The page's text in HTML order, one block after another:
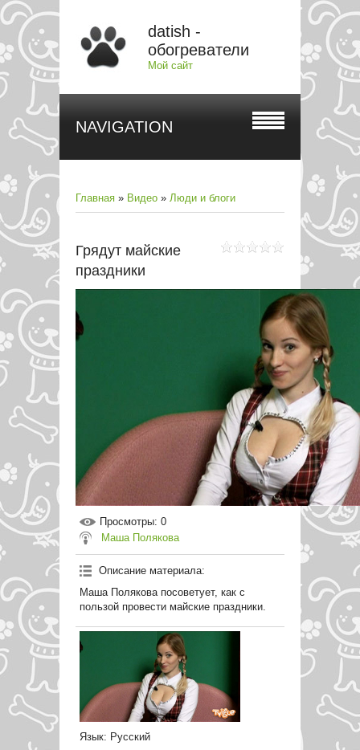
datish -
обогреватели
Мой сайт
NAVIGATION
Главная » Видео » Люди и блоги
Грядут майские
праздники
Просмотры: 0
Маша Полякова
Описание материала:
Маша Полякова посоветует, как с
пользой провести майские праздники.
Язык: Русский